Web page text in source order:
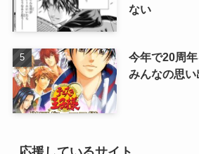
ない
今年で20周年
みんなの思い